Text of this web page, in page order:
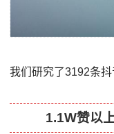
我们研究了3192条
1.1W赞以